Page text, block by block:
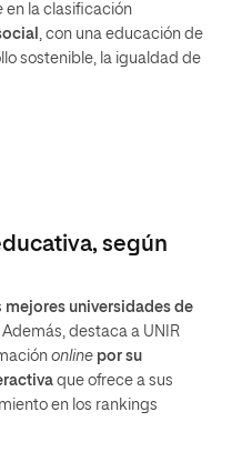
en la clasificación
, con una educación de
sostenible, la igualdad de
según
mejores universidades de
Además, destaca a UNIR
online por su
que ofrece a sus
en los rankings